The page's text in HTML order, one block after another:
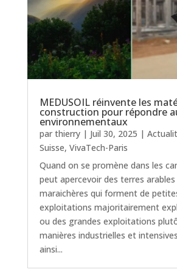
MEDUSOIL réinvente les
construction pour répondre
environnementaux
par thierry| Juil 30, 2025 |
Suisse, VivaTech-Paris
Quand on se promène dans les
peut apercevoir des terres
maraichères qui forment de
exploitations majoritairement
ou des grandes exploitations
manières industrielles et
ainsi...